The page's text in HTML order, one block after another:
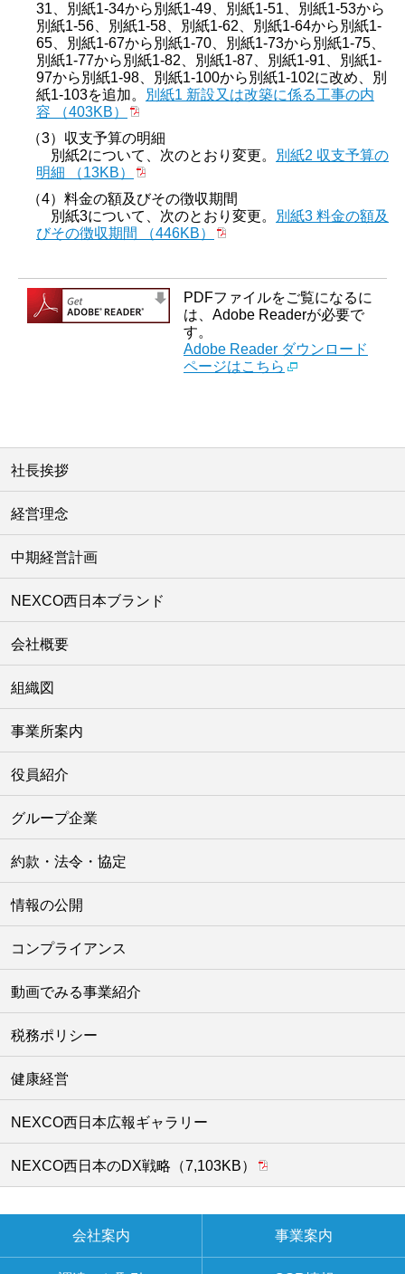
31、別紙1-34から別紙1-49、別紙1-51、別紙1-53から
別紙1-56、別紙1-58、別紙1-62、別紙1-64から別紙1-
65、別紙1-67から別紙1-70、別紙1-73から別紙1-75、
別紙1-77から別紙1-82、別紙1-87、別紙1-91、別紙1-
97から別紙1-98、別紙1-100から別紙1-102に改め、別
紙1-103を追加。
別紙1 新設又は改築に係る工事の内
容 （403KB）
（3）収支予算の明細
別紙2について、次のとおり変更。
別紙2 収支予算の
明細 （13KB）
（4）料金の額及びその徴収期間
別紙3について、次のとおり変更。
別紙3 料金の額及
びその徴収期間 （446KB）
PDFファイルをご覧になるに
は、Adobe Readerが必要で
す。
Adobe Reader ダウンロード
ページはこちら
社長挨拶
経営理念
中期経営計画
NEXCO西日本ブランド
会社概要
組織図
事業所案内
役員紹介
グループ企業
約款・法令・協定
情報の公開
コンプライアンス
動画でみる事業紹介
税務ポリシー
健康経営
NEXCO西日本広報ギャラリー
NEXCO西日本のDX戦略（7,103KB）
会社案内 事業案内